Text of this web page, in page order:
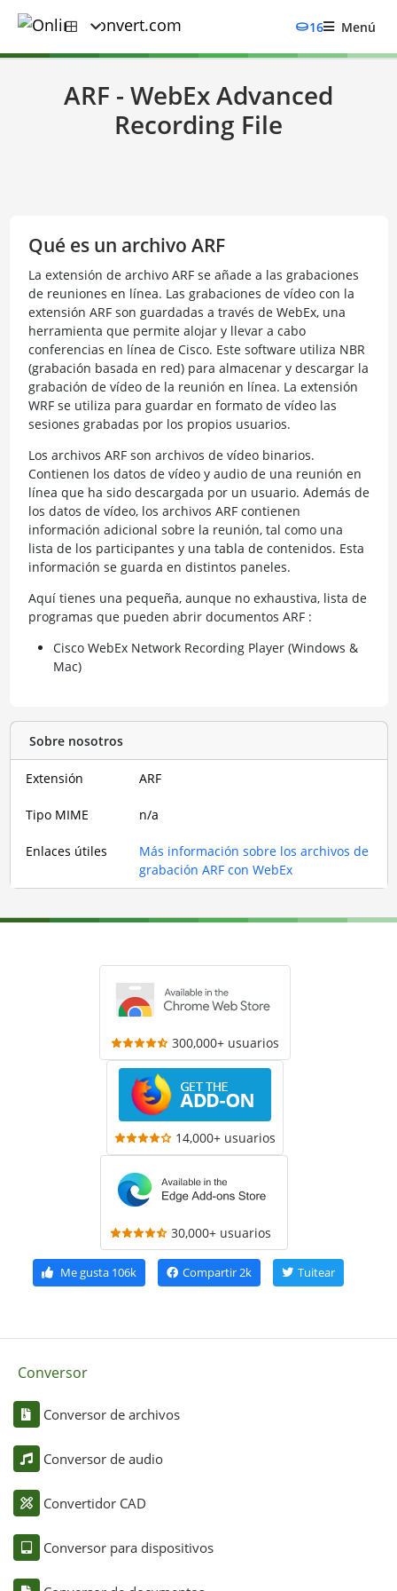
16 Menú
ARF - WebEx Advanced
Recording File
Qué es un archivo ARF
La extensión de archivo ARF se añade a las grabaciones
de reuniones en línea. Las grabaciones de vídeo con la
extensión ARF son guardadas a través de WebEx, una
herramienta que permite alojar y llevar a cabo
conferencias en línea de Cisco. Este software utiliza NBR
(grabación basada en red) para almacenar y descargar la
grabación de vídeo de la reunión en línea. La extensión
WRF se utiliza para guardar en formato de vídeo las
sesiones grabadas por los propios usuarios.
Los archivos ARF son archivos de vídeo binarios.
Contienen los datos de vídeo y audio de una reunión en
línea que ha sido descargada por un usuario. Además de
los datos de vídeo, los archivos ARF contienen
información adicional sobre la reunión, tal como una
lista de los participantes y una tabla de contenidos. Esta
información se guarda en distintos paneles.
Aquí tienes una pequeña, aunque no exhaustiva, lista de
programas que pueden abrir documentos ARF :
Cisco WebEx Network Recording Player (Windows &
Mac)
Sobre nosotros
Extensión ARF
Tipo MIME n/a
Enlaces útiles
Más información sobre los archivos de
grabación ARF con WebEx
300,000+ usuarios
14,000+ usuarios
30,000+ usuarios
Me gusta106k Compartir2k Tuitear
Conversor
Conversor de archivos
Conversor de audio
Convertidor CAD
Conversor para dispositivos